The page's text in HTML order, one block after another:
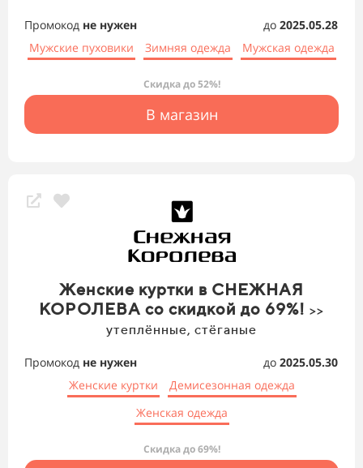
Промокод не нужен до 2025.05.28
Мужские пуховики
Зимняя одежда Мужская одежда
Скидка до 52%!
В магазин
Женские куртки в СНЕЖНАЯ
КОРОЛЕВА со скидкой до 69%! >>
утеплённые, стёганые
Промокод не нужен до 2025.05.30
Женские куртки
Демисезонная одежда
Женская одежда
Скидка до 69%!